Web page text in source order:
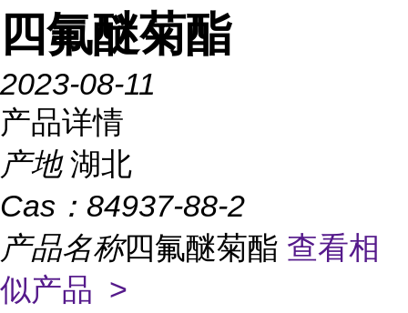
四氟醚菊酯
2023-08-11
产品详情
产地 湖北
Cas： 84937-88-2
产品名称四氟醚菊酯 查看相
似产品 >